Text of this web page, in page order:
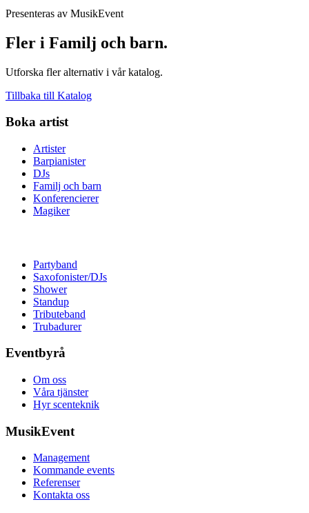
Presenteras av MusikEvent
Fler i Familj och barn.
Utforska fler alternativ i vår katalog.
Tillbaka till Katalog
Boka artist
Artister
Barpianister
DJs
Familj och barn
Konferencierer
Magiker
Partyband
Saxofonister/DJs
Shower
Standup
Tributeband
Trubadurer
Eventbyrå
Om oss
Våra tjänster
Hyr scenteknik
MusikEvent
Management
Kommande events
Referenser
Kontakta oss